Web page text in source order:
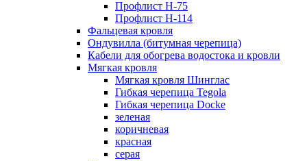
Профлист Н-75
Профлист H-114
Фальцевая кровля
Ондувилла (битумная черепица)
Кабели для обогрева водостока и кровли
Мягкая кровля
Мягкая кровля Шинглас
Гибкая черепица Tegola
Гибкая черепица Docke
зеленая
коричневая
красная
серая